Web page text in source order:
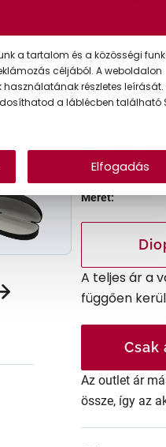
Korábbi ár:
Akciós ár:
Online
Méret:
A teljes ár a
függően
Csak
Az outlet ár
össze, így az
a tartalom és a közösségi
céljából. A weboldalon
részletes leírását.
a láblécben található
Elfogadás